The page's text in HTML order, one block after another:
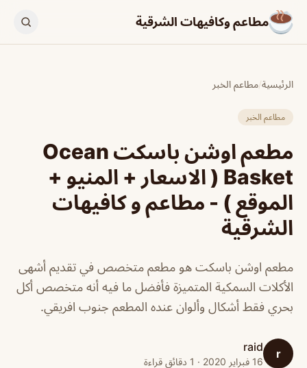
مطاعم وكافيهات الشرقية
الرئيسية/مطاعم الخبر
مطاعم الخبر
مطعم اوشن باسكت Ocean
Basket ( الاسعار + المنيو +
الموقع ) - مطاعم و كافيهات
الشرقية
مطعم اوشن باسكت هو مطعم متخصص في تقديم أشهى
الأكلات السمكية المتميزة فأفضل ما فيه أنه متخصص أكل
بحري فقط أشكال وألوان عنده المطعم جنوب افريقي.
r
raid
16 فبراير 2020 · 1 دقائق قراءة